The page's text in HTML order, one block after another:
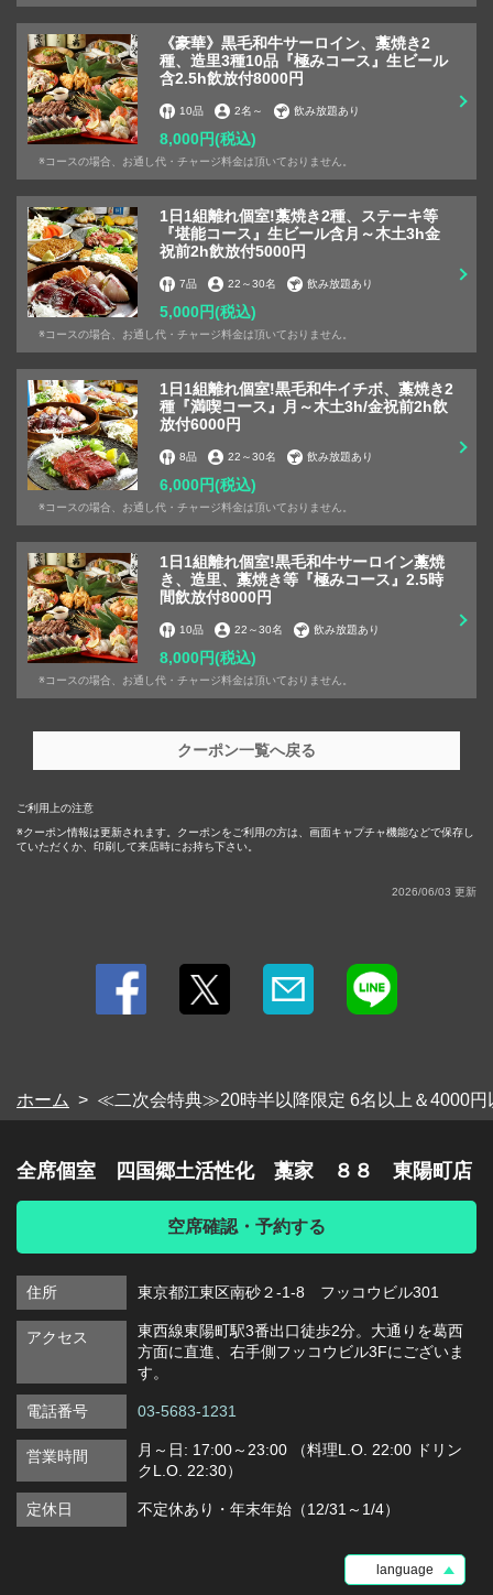
《豪華》黒毛和牛サーロイン、藁焼き2
種、造里3種10品『極みコース』生ビール
含2.5h飲放付8000円
10品 2名 ～ 飲み放題あり
8,000円(税込)
※コースの場合、お通し代・チャージ料金は頂いておりません。
1日1組離れ個室!藁焼き2種、ステーキ等
『堪能コース』生ビール含月～木土3h金
祝前2h飲放付5000円
7品 22 ～30名 飲み放題あり
5,000円(税込)
※コースの場合、お通し代・チャージ料金は頂いておりません。
1日1組離れ個室!黒毛和牛イチボ、藁焼き2
種『満喫コース』月～木土3h/金祝前2h飲
放付6000円
8品 22 ～30名 飲み放題あり
6,000円(税込)
※コースの場合、お通し代・チャージ料金は頂いておりません。
1日1組離れ個室!黒毛和牛サーロイン藁焼
き、造里、藁焼き等『極みコース』2.5時
間飲放付8000円
10品 22 ～30名 飲み放題あり
8,000円(税込)
※コースの場合、お通し代・チャージ料金は頂いておりません。
クーポン一覧へ戻る
ご利用上の注意
クーポン情報は更新されます。クーポンをご利用の方は、画面キャプチャ機能などで保存し
ていただくか、印刷して来店時にお持ち下さい。
2026/06/03 更新
ホーム ≪二次会特典≫20時半以降限定 6名以上＆4000円
この店舗情報をシェアする
≪二次会特典≫20時半以降限定 6名以上＆4000円以上のコ
ースご予約で 主賓or幹事1名無料 | 全席個室 四国郷土活性
化 藁家 ８８ 東陽町店
東京都江東区南砂２-1-8 フッコウビル301
https://siretokogyojo-toyochou.owst.jp/coupons/209000762
お店情報をコピー
閉じる
全席個室 四国郷土活性化 藁家 ８８ 東陽町店
空席確認・予約する
住所 東京都江東区南砂２-1-8 フッコウビル301
アクセス
東西線東陽町駅3番出口徒歩2分。大通りを葛西
方面に直進、右手側フッコウビル3Fにございま
す。
電話番号 03-5683-1231
営業時間
月～日: 17:00～23:00 （料理L.O. 22:00 ドリン
クL.O. 22:30）
定休日 不定休あり・年末年始（12/31～1/4）
language